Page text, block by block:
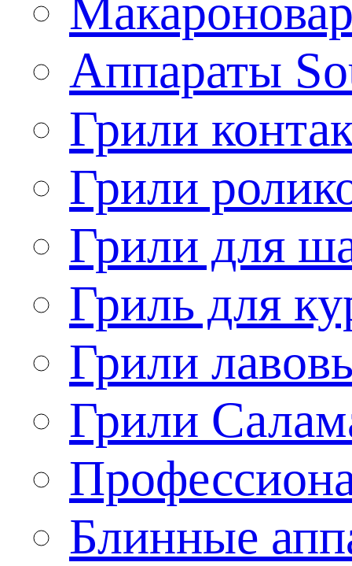
Аппараты
Грили
Грили
Грили для
Гриль для
Грили
Грили
Блинные